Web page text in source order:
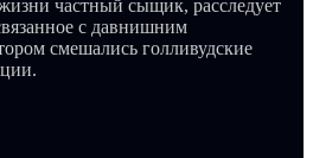
частный сыщик, расследует
с давнишним
смешались голливудские